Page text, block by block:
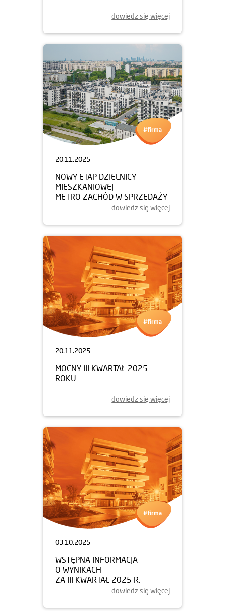
dowiedz się więcej
20.11.2025
NOWY ETAP DZIELNICY
MIESZKANIOWEJ
METRO ZACHÓD W SPRZEDAŻY
dowiedz się więcej
20.11.2025
MOCNY III KWARTAŁ 2025
ROKU
dowiedz się więcej
03.10.2025
WSTĘPNA INFORMACJA
O WYNIKACH
ZA III KWARTAŁ 2025 R.
dowiedz się więcej